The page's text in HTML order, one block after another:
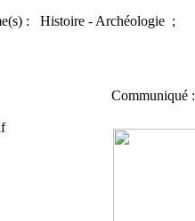
: Histoire - Archéologie ;
Communiqué :